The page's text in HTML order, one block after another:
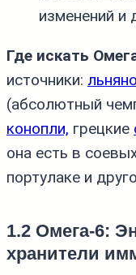
изменений и
Где искать
источники:
(абсолютный
конопли, грецкие
она есть в
портулаке и
1.2 Омега‑6:
хранители